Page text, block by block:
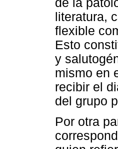
de la
literatura,
flexible
Esto
y
mismo en
recibir el
del grupo
Por otra